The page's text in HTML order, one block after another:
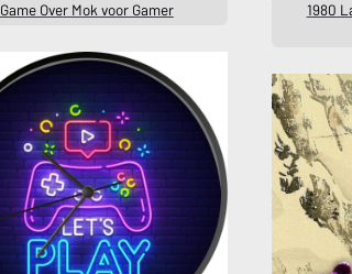
Game Over Mok voor Gamer
1980